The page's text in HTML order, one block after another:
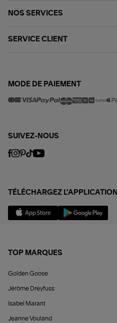
NOS SERVICES
SERVICE CLIENT
MODE DE PAIEMENT
SUIVEZ-NOUS
TÉLÉCHARGEZ L'APPLICATION
TOP MARQUES
Golden Goose
Jérôme Dreyfuss
Isabel Marant
Jeanne Vouland